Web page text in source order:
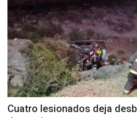
Cuatro lesionados deja